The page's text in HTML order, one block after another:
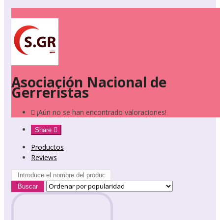
Asociación Nacional de
Gerreristas
¡Aún no se han encontrado valoraciones!
Share
Productos
Reviews